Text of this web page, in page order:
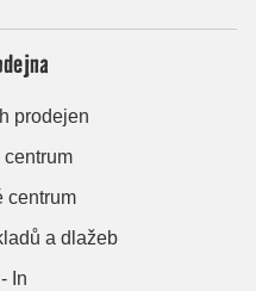
prodejen
centrum
centrum
a dlažeb
In